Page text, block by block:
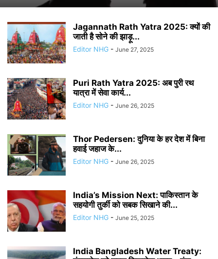
Jagannath Rath Yatra 2025: क्यों की
जाती है सोने की झाड़ू...
Editor NHG - June 27, 2025
Puri Rath Yatra 2025: अब पुरी रथ
यात्रा में सेवा कार्य...
Editor NHG - June 26, 2025
Thor Pedersen: दुनिया के हर देश में बिना
हवाई जहाज के...
Editor NHG - June 26, 2025
India’s Mission Next: पाकिस्तान के
सहयोगी तुर्की को सबक सिखाने की...
Editor NHG - June 25, 2025
India Bangladesh Water Treaty: